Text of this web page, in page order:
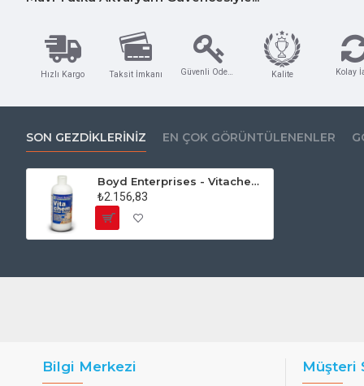
Hızlı Kargo Taksit İmkanı Güvenli Ödeme Kalite Kolay
SON GEZDIKLERINIZ EN ÇOK GÖRÜNTÜLENENLER
Boyd Enterprises - Vitachem Marine - VCM16
₺2.156,83
Bilgi Merkezi Müşteri